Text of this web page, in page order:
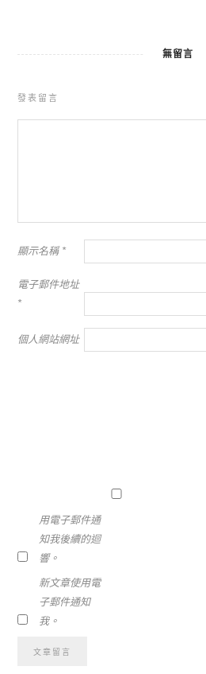
無留言
發表留言
顯示名稱 *
電子郵件地址
*
個人網站網址
用電子郵件通
知我後續的迴
響。
新文章使用電
子郵件通知
我。